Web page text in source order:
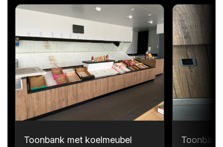
Toonbank met koelmeubel